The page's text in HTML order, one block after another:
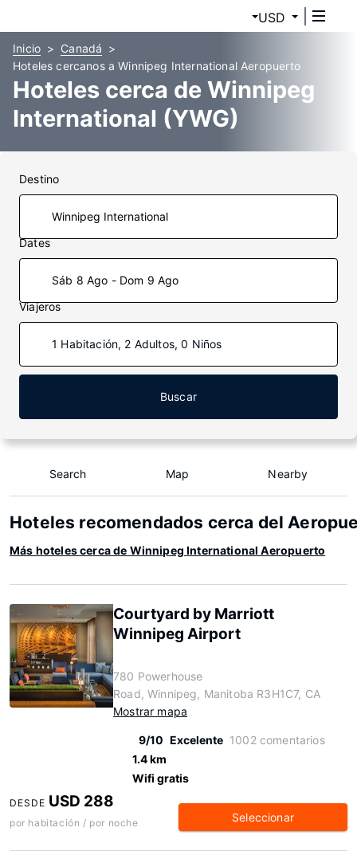
USD
Inicio
Canadá
Hoteles cercanos a Winnipeg International Aeropuerto
Hoteles cerca de Winnipeg
International (YWG)
Destino
Dates
Sáb 8 Ago - Dom 9 Ago
Viajeros
1 Habitación, 2 Adultos, 0 Niños
Buscar
Search Map Nearby
Hoteles recomendados cerca del
Más hoteles cerca de Winnipeg International Aeropuerto
Courtyard by Marriott
Winnipeg Airport
780 Powerhouse
Road, Winnipeg, Manitoba R3H1C7, CA
Mostrar mapa
9/10 Excelente 1002 comentarios
1.4 km
Wifi gratis
DESDE USD 288
por habitación / por noche Seleccionar